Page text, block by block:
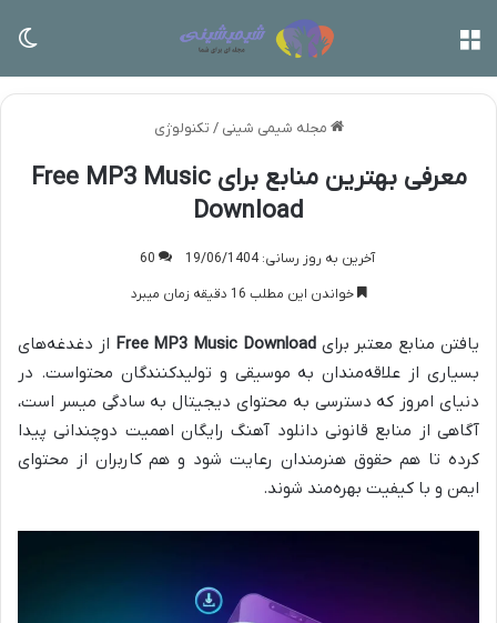
مجله شیمی شینی / تکنولوژی
معرفی بهترین منابع برای Free MP3 Music
Download
آخرین به روز رسانی: 19/06/1404
60
خواندن این مطلب 16 دقیقه زمان میبرد
یافتن منابع معتبر برایFree MP3 Music Download از دغدغه‌های
بسیاری از علاقه‌مندان به موسیقی و تولیدکنندگان محتواست. در
دنیای امروز که دسترسی به محتوای دیجیتال به سادگی میسر است،
آگاهی از منابع قانونی دانلود آهنگ رایگان اهمیت دوچندانی پیدا
کرده تا هم حقوق هنرمندان رعایت شود و هم کاربران از محتوای
ایمن و با کیفیت بهره‌مند شوند.